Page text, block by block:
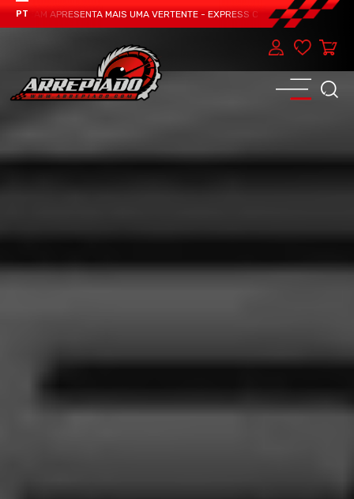
PT
TEAM APRESENTA MAIS UMA VERTENTE - EXPRESS CAR SERVICE,